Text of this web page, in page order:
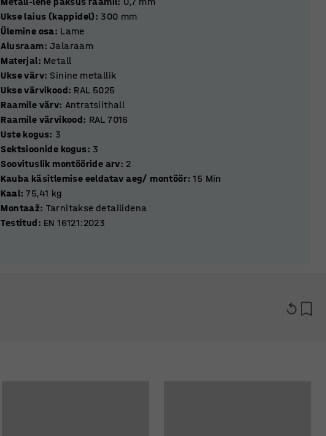
Ukse laius (kappidel): 300 mm
Ülemine osa: Lame
Alusraam: Jalaraam
Materjal: Metall
Ukse värv: Sinine metallik
Ukse värvikood: RAL 5025
Raamile värv: Antratsiithall
Raamile värvikood: RAL 7016
Uste kogus: 3
Sektsioonide kogus: 3
Soovituslik montööride arv: 2
Kauba käsitlemise eeldatav aeg/ montöör: 15 Min
Kaal: 75,41 kg
Montaaž: Tarnitakse detailidena
Testitud: EN 16121:2023